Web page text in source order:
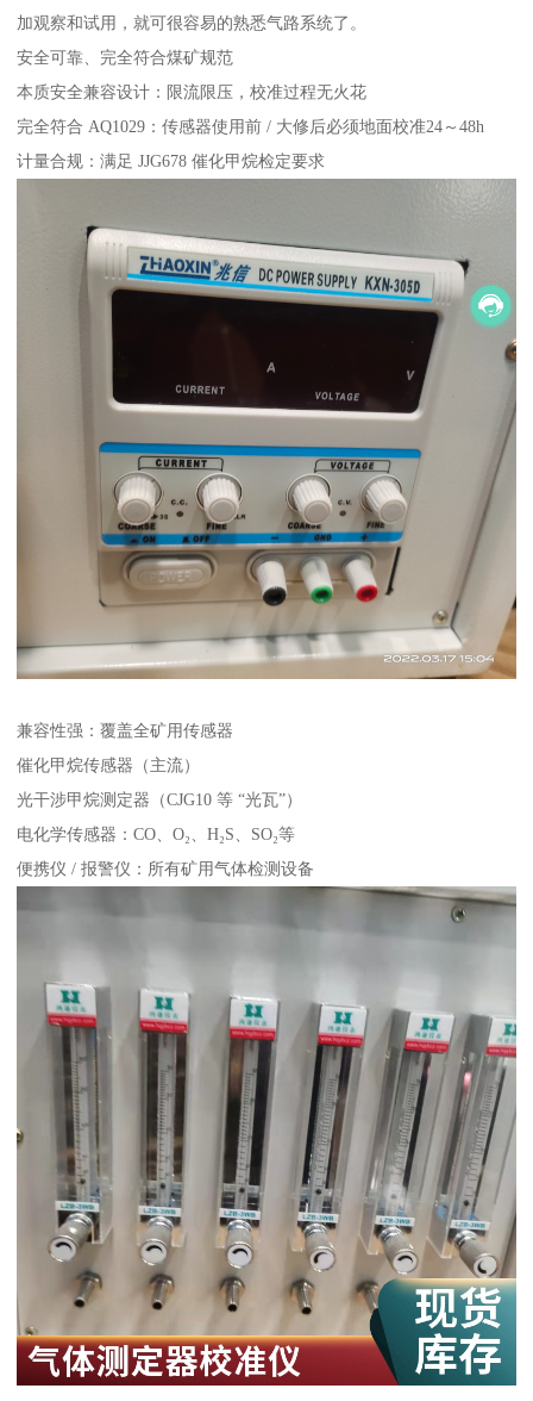
加观察和试用，就可很容易的熟悉气路系统了。
安全可靠、完全符合煤矿规范
本质安全兼容设计：限流限压，校准过程无火花
完全符合 AQ1029：传感器使用前 / 大修后必须地面校准24～48h
计量合规：满足 JJG678 催化甲烷检定要求
兼容性强：覆盖全矿用传感器
催化甲烷传感器（主流）
光干涉甲烷测定器（CJG10 等 “光瓦”）
电化学传感器：CO、O₂、H₂S、SO₂等
便携仪 / 报警仪：所有矿用气体检测设备